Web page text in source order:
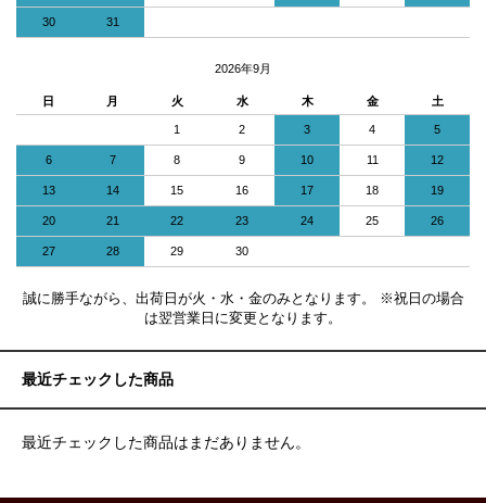
30 31
2026年9月
日 月 火 水 木 金 土
1 2 3 4 5
6 7 8 9 10 11 12
13 14 15 16 17 18 19
20 21 22 23 24 25 26
27 28 29 30
誠に勝手ながら、出荷日が火・水・金のみとなります。 ※祝日の場合
は翌営業日に変更となります。
最近チェックした商品
最近チェックした商品はまだありません。